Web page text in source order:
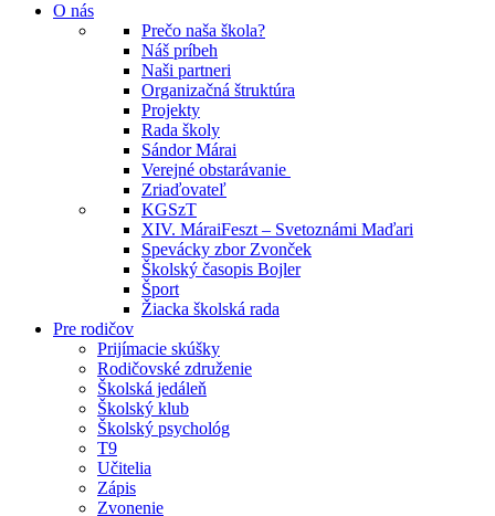
O nás
Prečo naša škola?
Náš príbeh
Naši partneri
Organizačná štruktúra
Projekty
Rada školy
Sándor Márai
Verejné obstarávanie
Zriaďovateľ
KGSzT
XIV. MáraiFeszt – Svetoznámi Maďari
Spevácky zbor Zvonček
Školský časopis Bojler
Šport
Žiacka školská rada
Pre rodičov
Prijímacie skúšky
Rodičovské združenie
Školská jedáleň
Školský klub
Školský psychológ
T9
Učitelia
Zápis
Zvonenie